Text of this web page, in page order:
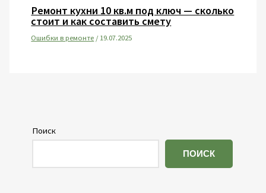
Ремонт кухни 10 кв.м под ключ — сколько
стоит и как составить смету
Ошибки в ремонте /19.07.2025
Поиск
ПОИСК